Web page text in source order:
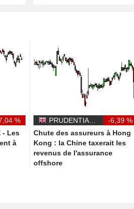
%
- Les
à
-6,39 %
Chute des assureurs à Hong
Kong : la Chine taxerait les
revenus de l'assurance
offshore